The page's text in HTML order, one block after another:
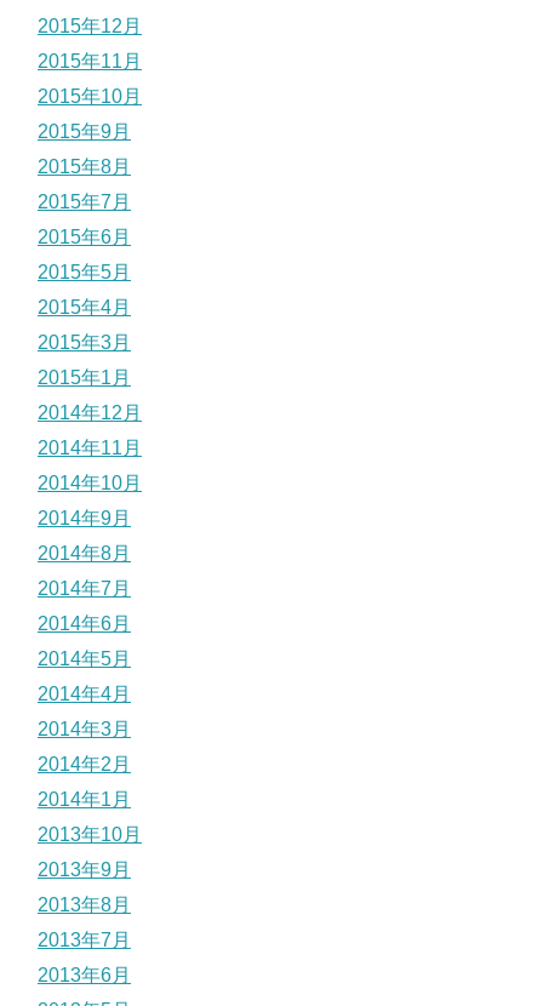
2015年12月
2015年11月
2015年10月
2015年9月
2015年8月
2015年7月
2015年6月
2015年5月
2015年4月
2015年3月
2015年1月
2014年12月
2014年11月
2014年10月
2014年9月
2014年8月
2014年7月
2014年6月
2014年5月
2014年4月
2014年3月
2014年2月
2014年1月
2013年10月
2013年9月
2013年8月
2013年7月
2013年6月